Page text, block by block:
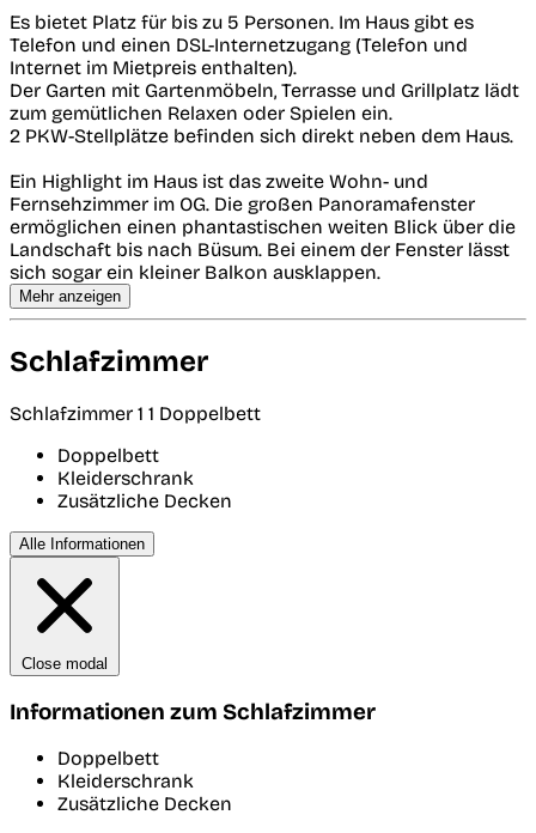
Es bietet Platz für bis zu 5 Personen. Im Haus gibt es
Telefon und einen DSL-Internetzugang (Telefon und
Internet im Mietpreis enthalten).
Der Garten mit Gartenmöbeln, Terrasse und Grillplatz lädt
zum gemütlichen Relaxen oder Spielen ein.
2 PKW-Stellplätze befinden sich direkt neben dem Haus.
Ein Highlight im Haus ist das zweite Wohn- und
Fernsehzimmer im OG. Die großen Panoramafenster
ermöglichen einen phantastischen weiten Blick über die
Landschaft bis nach Büsum. Bei einem der Fenster lässt
sich sogar ein kleiner Balkon ausklappen.
Mehr anzeigen
Schlafzimmer
Schlafzimmer 1 1 Doppelbett
Doppelbett
Kleiderschrank
Zusätzliche Decken
Alle Informationen
Close modal
Informationen zum Schlafzimmer
Doppelbett
Kleiderschrank
Zusätzliche Decken